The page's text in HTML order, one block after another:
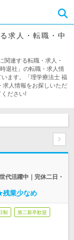
求人・転職・中
関連する転職・求人・
退社」の転職・求人情
ます。「理学療法士 福
求人情報をお探しいただ
ださい!
代活躍中｜完休二日・
残業少なめ
制 第二新卒歓迎